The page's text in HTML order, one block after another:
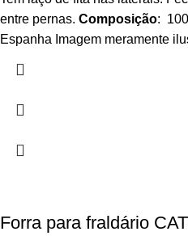
entre pernas. Composição:
Espanha Imagem meramente
Forra para fraldário